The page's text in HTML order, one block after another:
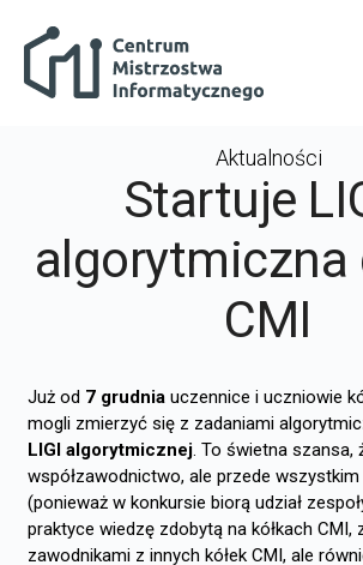
Aktualności
Startuje
algorytmiczna
CMI
Już od 7 grudnia uczennice i uczniowie
mogli zmierzyć się z zadaniami
LIGI algorytmicznej. To świetna szansa,
współzawodnictwo, ale przede
(ponieważ w konkursie biorą udział
praktyce wiedzę zdobytą na kółkach CMI,
zawodnikami z innych kółek CMI, ale